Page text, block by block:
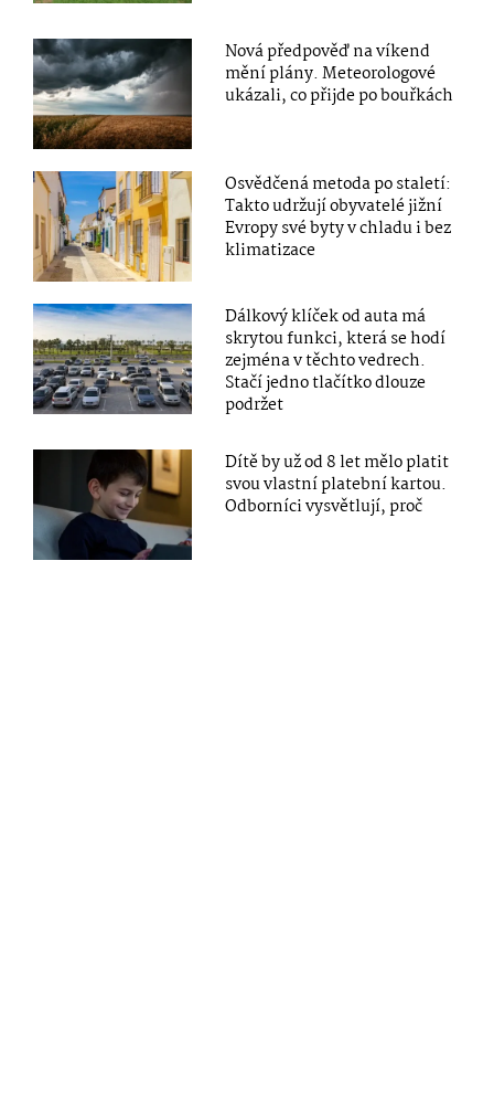
Nová předpověď na víkend
mění plány. Meteorologové
ukázali, co přijde po bouřkách
Osvědčená metoda po staletí:
Takto udržují obyvatelé jižní
Evropy své byty v chladu i bez
klimatizace
Dálkový klíček od auta má
skrytou funkci, která se hodí
zejména v těchto vedrech.
Stačí jedno tlačítko dlouze
podržet
Dítě by už od 8 let mělo platit
svou vlastní platební kartou.
Odborníci vysvětlují, proč